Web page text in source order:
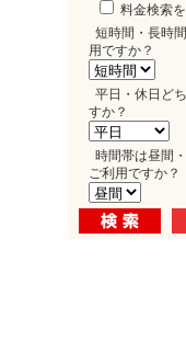
料金検索を
短時間・長時
用ですか？
平日・休日ど
すか？
時間帯は昼間
ご利用ですか？